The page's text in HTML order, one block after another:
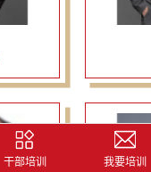
干部培训 我要培训